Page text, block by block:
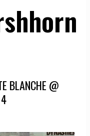
BLANCHE @